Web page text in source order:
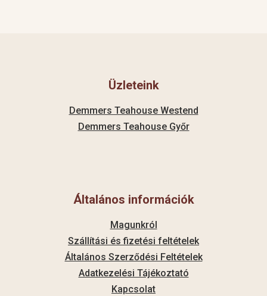
Üzleteink
Demmers Teahouse Westend
Demmers Teahouse Győr
Általános információk
Magunkról
Szállítási és fizetési feltételek
Általános Szerződési Feltételek
Adatkezelési Tájékoztató
Kapcsolat